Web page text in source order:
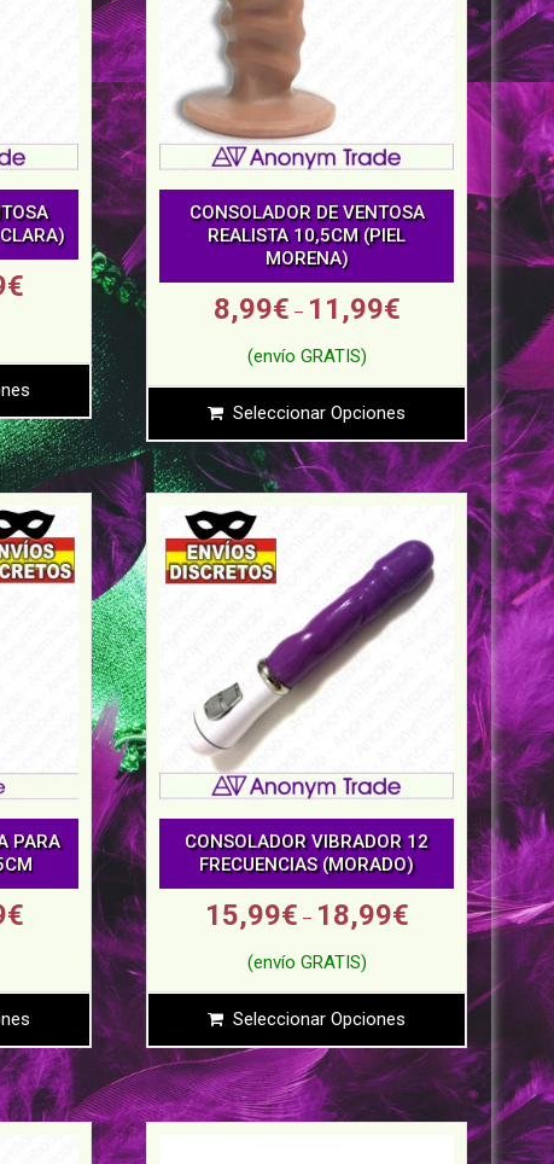
€
CONSOLADOR DE VENTOSA
REALISTA 10,5CM (PIEL
MORENA)
8,99€ – 11,99€
Seleccionar Opciones
PARA
€
CONSOLADOR VIBRADOR 12
FRECUENCIAS (MORADO)
15,99€ – 18,99€
Seleccionar Opciones